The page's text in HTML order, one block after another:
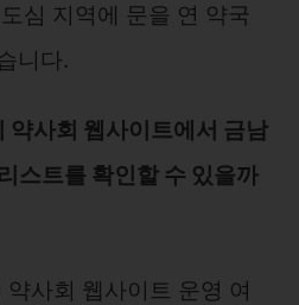
심 지역에 문을 연 약국
니다.
약사회 웹사이트에서 금남
스트를 확인할 수 있을까
약사회 웹사이트 운영 여